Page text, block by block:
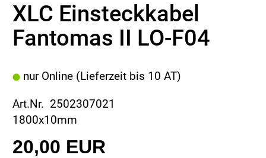
XLC Einsteckkabel
Fantomas II LO-F04
nur Online (Lieferzeit bis 10 AT)
Art.Nr. 2502307021
1800x10mm
20,00 EUR